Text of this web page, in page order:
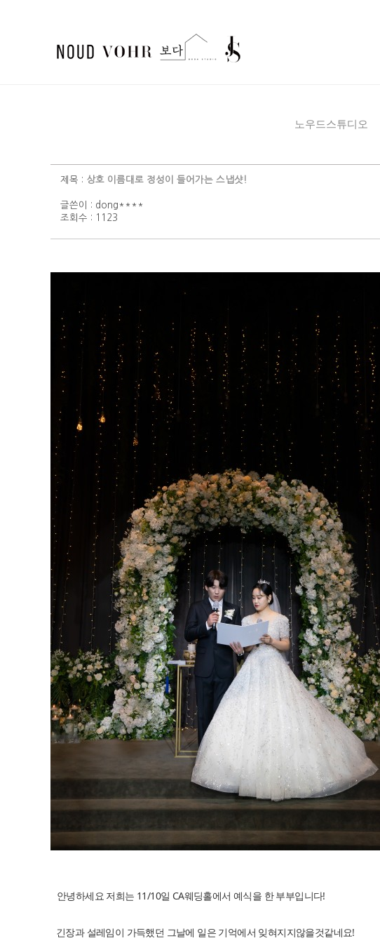
노우드스튜디오
제목 : 상호 이름대로 정성이 들어가는 스냅샷!
글쓴이 : dong****
조회수 : 1123
안녕하세요 저희는 11/10일 CA웨딩홀에서 예식을 한 부부입니다!
긴장과 설레임이 가득했던 그날에 일은 기억에서 잊혀지지않을것같네요!